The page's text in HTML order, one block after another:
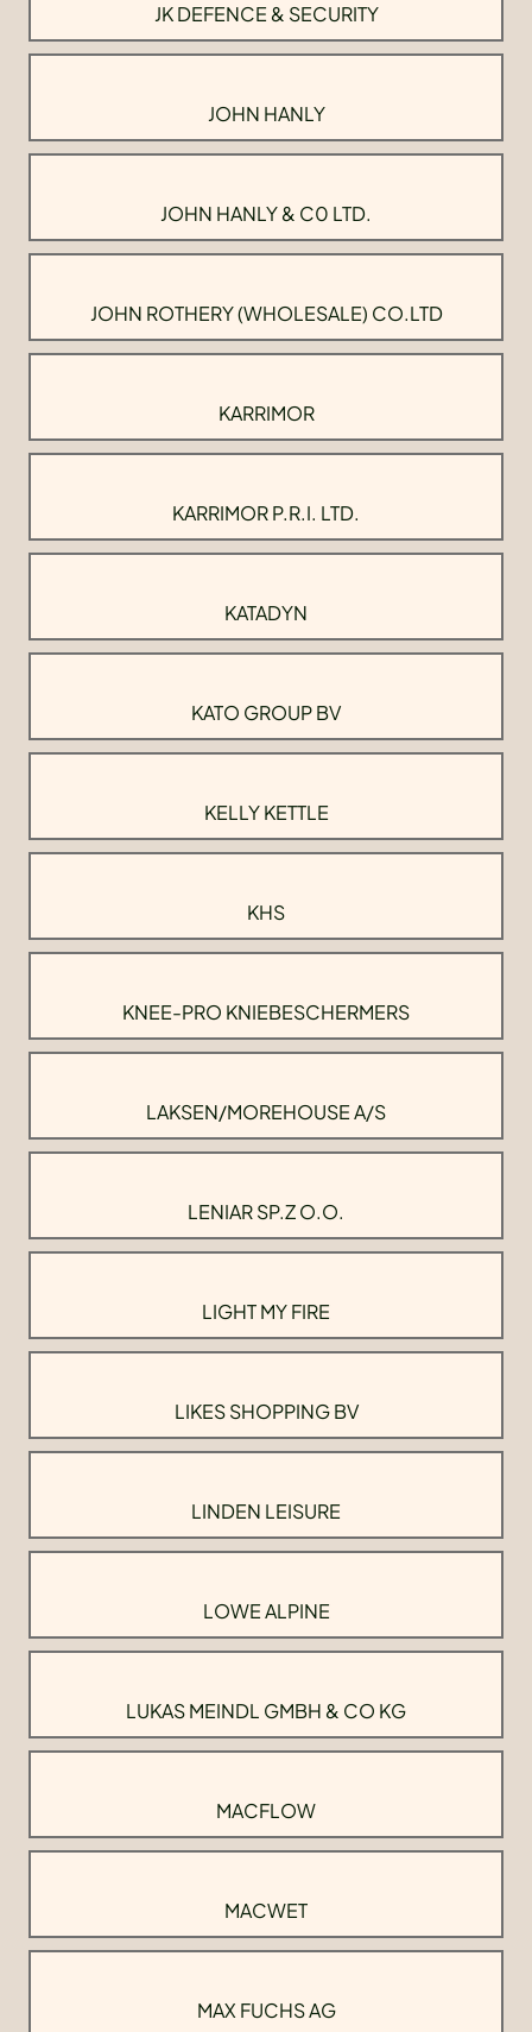
JK DEFENCE & SECURITY
JOHN HANLY
JOHN HANLY & C0 LTD.
JOHN ROTHERY (WHOLESALE) CO.LTD
KARRIMOR
KARRIMOR P.R.I. LTD.
KATADYN
KATO GROUP BV
KELLY KETTLE
KHS
KNEE-PRO KNIEBESCHERMERS
LAKSEN/MOREHOUSE A/S
LENIAR SP.Z O.O.
LIGHT MY FIRE
LIKES SHOPPING BV
LINDEN LEISURE
LOWE ALPINE
LUKAS MEINDL GMBH & CO KG
MACFLOW
MACWET
MAX FUCHS AG